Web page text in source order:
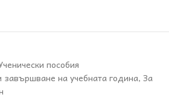
пособия
завършване на учебната година, За